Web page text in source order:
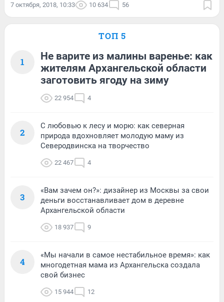
7 октября, 2018, 10:33 10 634 56
ТОП 5
1
Не варите из малины варенье: как
жителям Архангельской области
заготовить ягоду на зиму
22 954 4
2
С любовью к лесу и морю: как северная
природа вдохновляет молодую маму из
Северодвинска на творчество
22 467 4
3
«Вам зачем он?»: дизайнер из Москвы за свои
деньги восстанавливает дом в деревне
Архангельской области
18 937 9
4
«Мы начали в самое нестабильное время»: как
многодетная мама из Архангельска создала
свой бизнес
15 944 12